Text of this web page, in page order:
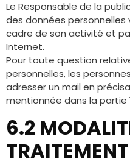
Le Responsable de la
des données
cadre de son activité et
Internet.
Pour toute question
personnelles, les
adresser un mail en
mentionnée dans la partie
6.2
TRAITEMENT